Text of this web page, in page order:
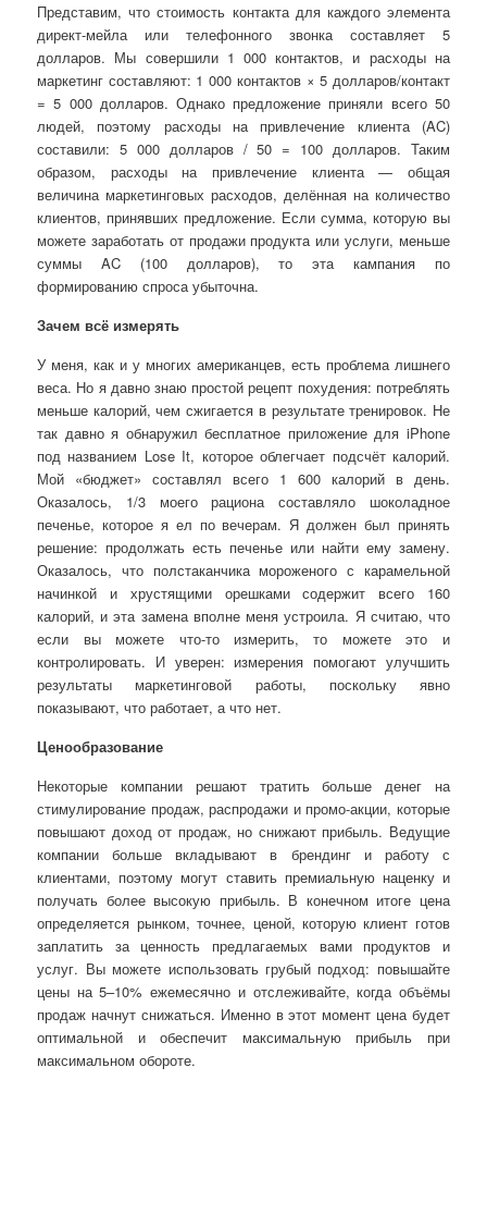
Представим, что стоимость контакта для каждого элемента
директ-мейла или телефонного звонка составляет 5
долларов. Мы совершили 1 000 контактов, и расходы на
маркетинг составляют: 1 000 контактов × 5 долларов/контакт
= 5 000 долларов. Однако предложение приняли всего 50
людей, поэтому расходы на привлечение клиента (AC)
составили: 5 000 долларов / 50 = 100 долларов. Таким
образом, расходы на привлечение клиента — общая
величина маркетинговых расходов, делённая на количество
клиентов, принявших предложение. Если сумма, которую вы
можете заработать от продажи продукта или услуги, меньше
суммы AC (100 долларов), то эта кампания по
формированию спроса убыточна.
Зачем всё измерять
У меня, как и у многих американцев, есть проблема лишнего
веса. Но я давно знаю простой рецепт похудения: потреблять
меньше калорий, чем сжигается в результате тренировок. Не
так давно я обнаружил бесплатное приложение для iPhone
под названием Lose It, которое облегчает подсчёт калорий.
Мой «бюджет» составлял всего 1 600 калорий в день.
Оказалось, 1/3 моего рациона составляло шоколадное
печенье, которое я ел по вечерам. Я должен был принять
решение: продолжать есть печенье или найти ему замену.
Оказалось, что полстаканчика мороженого с карамельной
начинкой и хрустящими орешками содержит всего 160
калорий, и эта замена вполне меня устроила. Я считаю, что
если вы можете что-то измерить, то можете это и
контролировать. И уверен: измерения помогают улучшить
результаты маркетинговой работы, поскольку явно
показывают, что работает, а что нет.
Ценообразование
Некоторые компании решают тратить больше денег на
стимулирование продаж, распродажи и промо-акции, которые
повышают доход от продаж, но снижают прибыль. Ведущие
компании больше вкладывают в брендинг и работу с
клиентами, поэтому могут ставить премиальную наценку и
получать более высокую прибыль. В конечном итоге цена
определяется рынком, точнее, ценой, которую клиент готов
заплатить за ценность предлагаемых вами продуктов и
услуг. Вы можете использовать грубый подход: повышайте
цены на 5–10% ежемесячно и отслеживайте, когда объёмы
продаж начнут снижаться. Именно в этот момент цена будет
оптимальной и обеспечит максимальную прибыль при
максимальном обороте.